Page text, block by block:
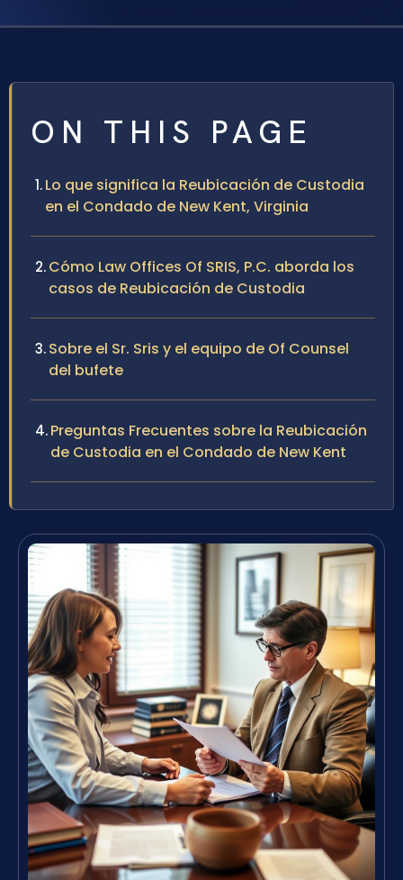
ON THIS PAGE
Lo que significa la Reubicación de Custodia
en el Condado de New Kent, Virginia
Cómo Law Offices Of SRIS, P.C. aborda los
casos de Reubicación de Custodia
Sobre el Sr. Sris y el equipo de Of Counsel
del bufete
Preguntas Frecuentes sobre la Reubicación
de Custodia en el Condado de New Kent